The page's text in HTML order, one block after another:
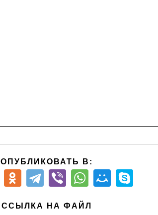
ОПУБЛИКОВАТЬ В:
ССЫЛКА НА ФАЙЛ